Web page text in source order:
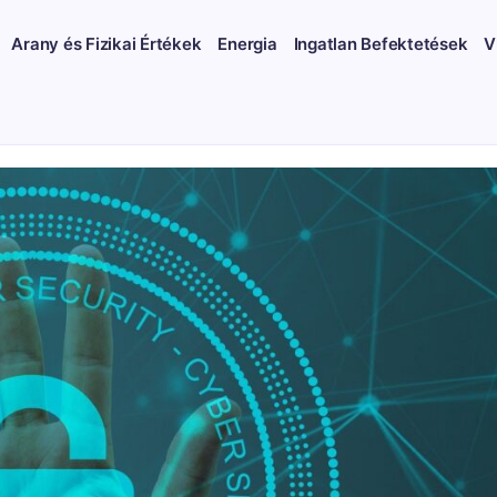
Arany és Fizikai Értékek Energia Ingatlan Befektetések